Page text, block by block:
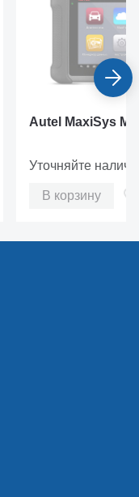
Autel MaxiSys
Уточняйте
В корзину